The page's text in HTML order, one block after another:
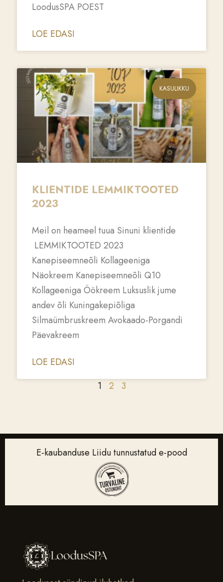
LoodusSPA POEST
LOE EDASI
KASULIKKU
KLIENTIDE LEMMIKTOOTED
2023
Meil on heameel tuua Sinuni klientide
LEMMIKTOOTED 2023
Kanepiseemneõli Kollageeniga
Näokreem Kanepiseemneõli Q10
Kollageeniga Öökreem Luksuslik jume
andev õli Kuningakepiõliga
Silmaümbruskreem Avokaado-Porgandi
Päevakreem
LOE EDASI
1
2 3
E-kaubanduse Liidu tunnustatud e-pood